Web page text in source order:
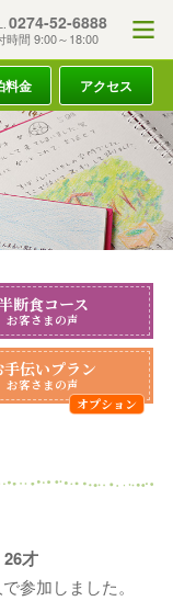
0274-52-6888
時間 9:00～18:00
料金 アクセス
断食コース
お客さまの声
手伝いプラン
お客さまの声
才
参加しました。